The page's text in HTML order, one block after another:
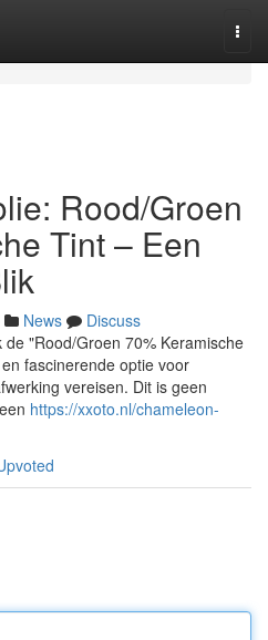
Rood/Groen
Tint – Een
News
Discuss
"Rood/Groen 70% Keramische
fascinerende optie voor
vereisen. Dit is geen
https://xxoto.nl/chameleon-